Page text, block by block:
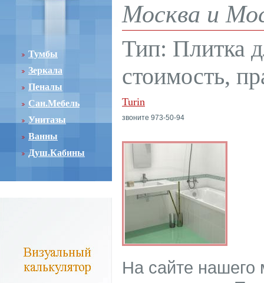
Тумбы
Зеркала
Пеналы
Сан.Мебель
Унитазы
Ванны
Душ.Кабины
Москва и
Тип: Плитка
стоимость,
Turin
звоните 973-50-94
На сайте